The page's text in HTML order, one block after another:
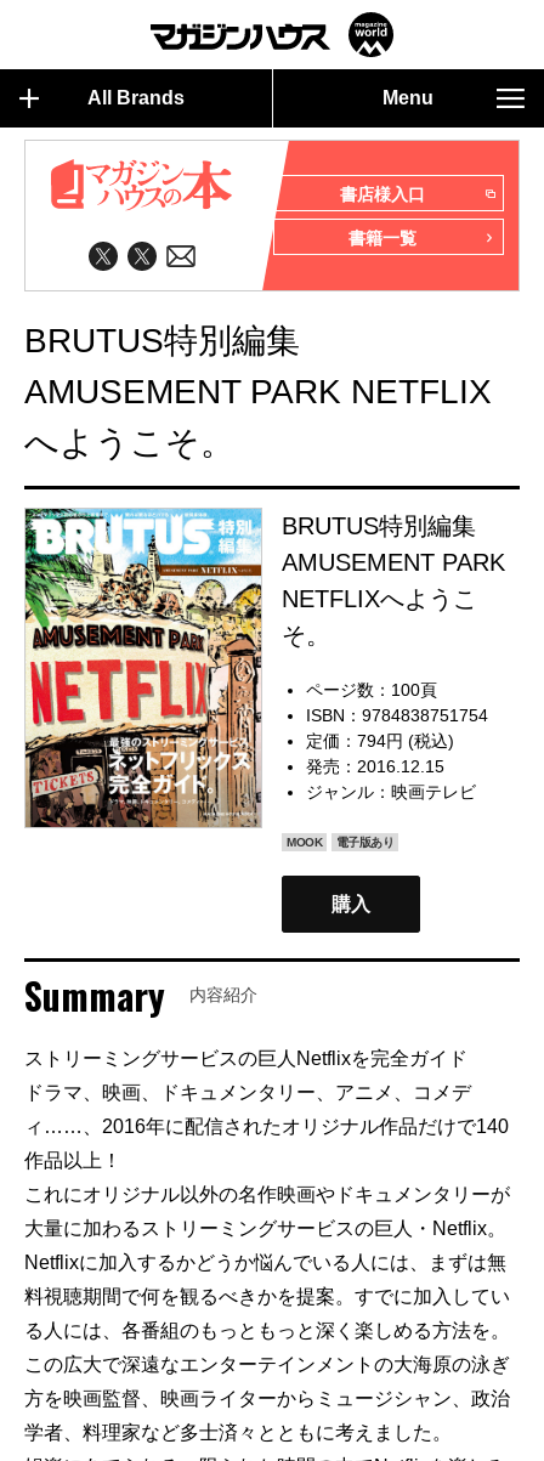
All Brands Menu
書店様入口
書籍一覧
BRUTUS特別編集
AMUSEMENT PARK NETFLIX
へようこそ。
BRUTUS特別編集
AMUSEMENT PARK
NETFLIXへようこ
そ。
ページ数：100頁
ISBN：9784838751754
定価：794円 (税込)
発売：2016.12.15
ジャンル：映画テレビ
MOOK 電子版あり
購入
Summary 内容紹介
ストリーミングサービスの巨人Netflixを完全ガイド
ドラマ、映画、ドキュメンタリー、アニメ、コメデ
ィ……、2016年に配信されたオリジナル作品だけで140
作品以上！
これにオリジナル以外の名作映画やドキュメンタリーが
大量に加わるストリーミングサービスの巨人・Netflix。
Netflixに加入するかどうか悩んでいる人には、まずは無
料視聴期間で何を観るべきかを提案。すでに加入してい
る人には、各番組のもっともっと深く楽しめる方法を。
この広大で深遠なエンターテインメントの大海原の泳ぎ
方を映画監督、映画ライターからミュージシャン、政治
学者、料理家など多士済々とともに考えました。